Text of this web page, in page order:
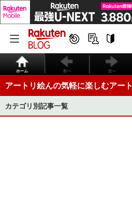
ホーム 前へ 次へ
アートリ絵んの気軽に楽しむアート
カテゴリ別記事一覧